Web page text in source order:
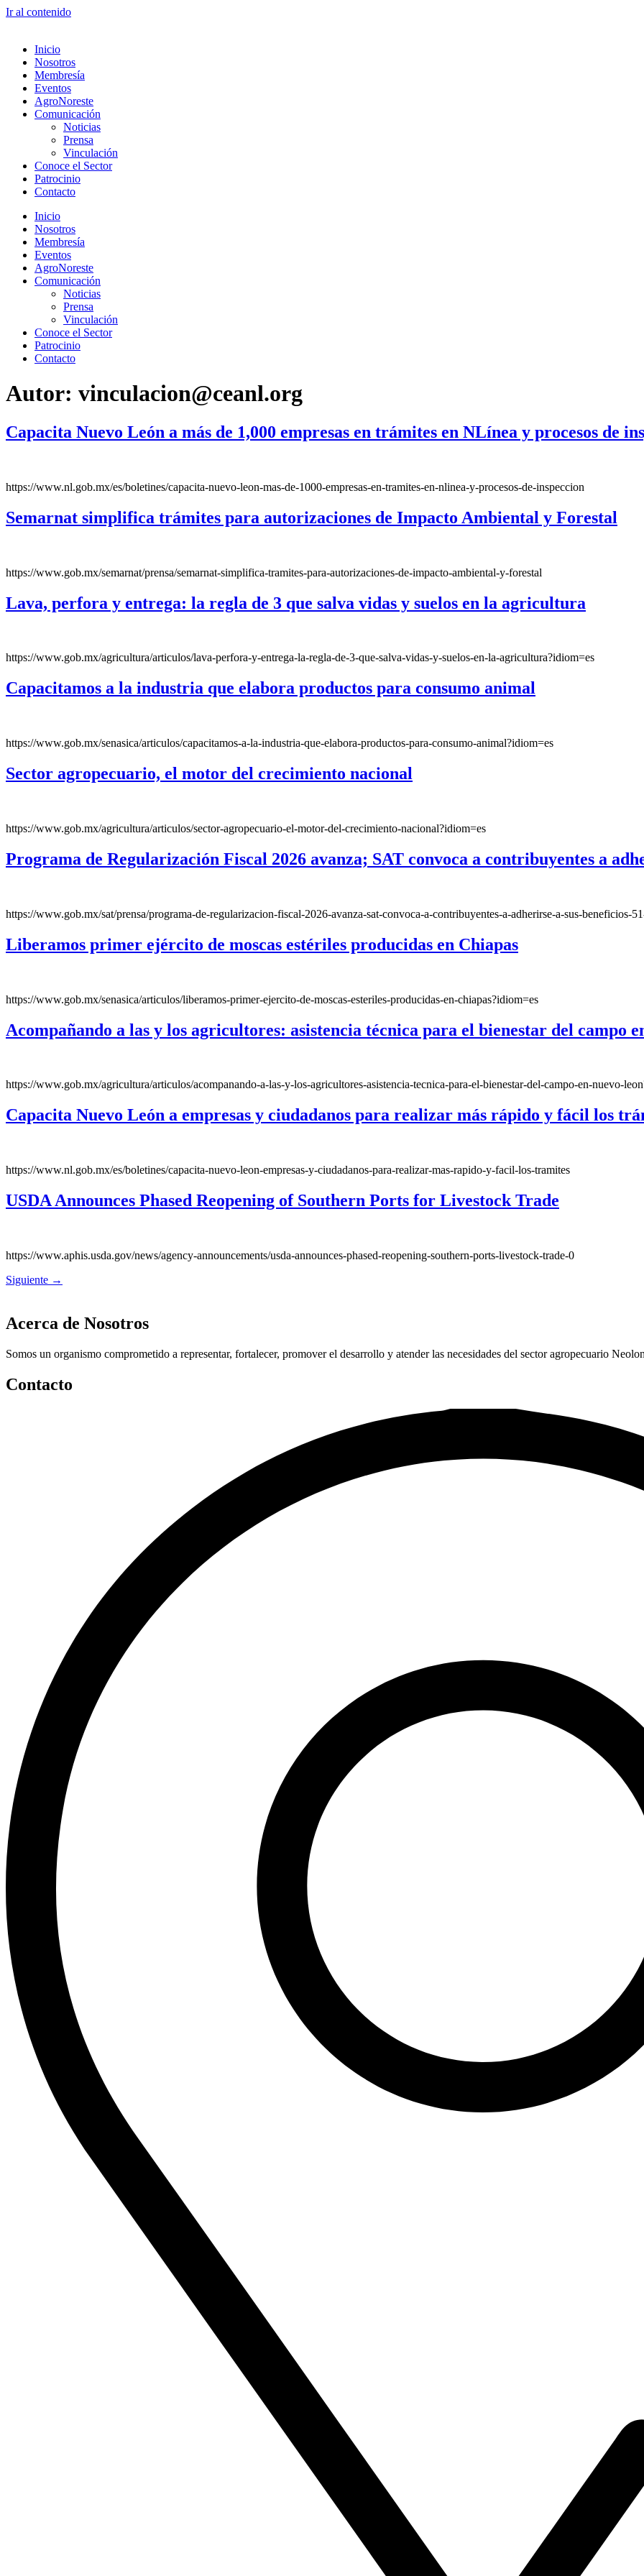
Ir al contenido
Inicio
Nosotros
Membresía
Eventos
AgroNoreste
Comunicación
Noticias
Prensa
Vinculación
Conoce el Sector
Patrocinio
Contacto
Inicio
Nosotros
Membresía
Eventos
AgroNoreste
Comunicación
Noticias
Prensa
Vinculación
Conoce el Sector
Patrocinio
Contacto
Autor: vinculacion@ceanl.org
Capacita Nuevo León a más de 1,000 empresas en trámites en NLínea y procesos de
https://www.nl.gob.mx/es/boletines/capacita-nuevo-leon-mas-de-1000-empresas-en-tramites-en-nlinea-y-procesos-de-inspeccion
Semarnat simplifica trámites para autorizaciones de Impacto Ambiental y Forestal
https://www.gob.mx/semarnat/prensa/semarnat-simplifica-tramites-para-autorizaciones-de-impacto-ambiental-y-forestal
Lava, perfora y entrega: la regla de 3 que salva vidas y suelos en la agricultura
https://www.gob.mx/agricultura/articulos/lava-perfora-y-entrega-la-regla-de-3-que-salva-vidas-y-suelos-en-la-agricultura?idiom=es
Capacitamos a la industria que elabora productos para consumo animal
https://www.gob.mx/senasica/articulos/capacitamos-a-la-industria-que-elabora-productos-para-consumo-animal?idiom=es
Sector agropecuario, el motor del crecimiento nacional
https://www.gob.mx/agricultura/articulos/sector-agropecuario-el-motor-del-crecimiento-nacional?idiom=es
Programa de Regularización Fiscal 2026 avanza; SAT convoca a contribuyentes a
https://www.gob.mx/sat/prensa/programa-de-regularizacion-fiscal-2026-avanza-sat-convoca-a-contribuyentes-a-adherirse-a-sus-beneficios-
Liberamos primer ejército de moscas estériles producidas en Chiapas
https://www.gob.mx/senasica/articulos/liberamos-primer-ejercito-de-moscas-esteriles-producidas-en-chiapas?idiom=es
Acompañando a las y los agricultores: asistencia técnica para el bienestar del campo
https://www.gob.mx/agricultura/articulos/acompanando-a-las-y-los-agricultores-asistencia-tecnica-para-el-bienestar-del-campo-en-nuevo-
Capacita Nuevo León a empresas y ciudadanos para realizar más rápido y fácil los
https://www.nl.gob.mx/es/boletines/capacita-nuevo-leon-empresas-y-ciudadanos-para-realizar-mas-rapido-y-facil-los-tramites
USDA Announces Phased Reopening of Southern Ports for Livestock Trade
https://www.aphis.usda.gov/news/agency-announcements/usda-announces-phased-reopening-southern-ports-livestock-trade-0
Siguiente →
Acerca de Nosotros
Somos un organismo comprometido a representar, fortalecer, promover el desarrollo y atender las necesidades del sector agropecuario
Contacto